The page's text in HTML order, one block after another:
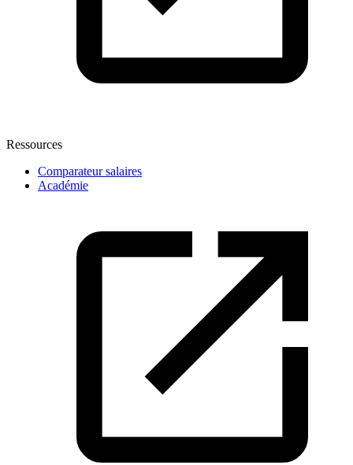
Ressources
Comparateur salaires
Académie